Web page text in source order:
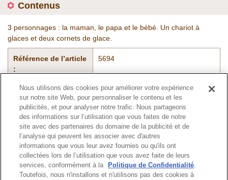
Contenus
3 personnages : la maman, le papa et le bébé. Un chariot à
glaces et deux cornets de glace.
Référence de l’article
:
5694
Catalogue
Haut de page
Nous utilisons des cookies pour améliorer votre expérience
sur notre site Web, pour personnaliser le contenu et les
publicités, et pour analyser notre trafic. Nous partageons
des informations sur l’utilisation que vous faites de notre
site avec des partenaires du domaine de la publicité et de
l’analyse qui peuvent les associer avec d'autres
informations que vous leur avez fournies ou qu'ils ont
collectées lors de l’utilisation que vous avez faite de leurs
services, conformément à la
Politique de Confidentialité.
Toutefois, nous n'installons et n'utilisons pas des cookies à